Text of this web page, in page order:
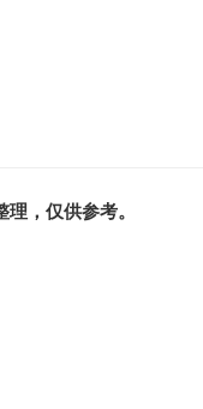
，仅供参考。